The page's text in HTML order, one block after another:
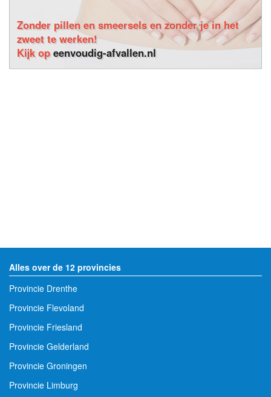
Zonder pillen en smeersels en zonder je in het
zweet te werken!
Kijk opeenvoudig-afvallen.nl
Alles over de 12 provincies
Provincie Drenthe
Provincie Flevoland
Provincie Friesland
Provincie Gelderland
Provincie Groningen
Provincie Limburg